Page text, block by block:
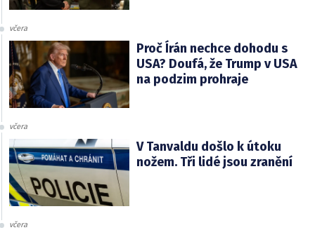
včera
Proč Írán nechce dohodu s
USA? Doufá, že Trump v USA
na podzim prohraje
včera
V Tanvaldu došlo k útoku
nožem. Tři lidé jsou zranění
včera